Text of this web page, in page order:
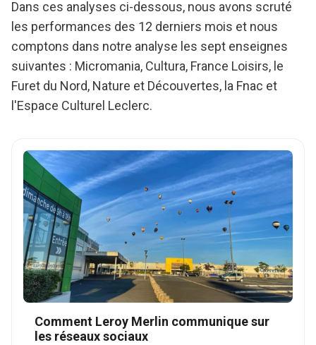
Dans ces analyses ci-dessous, nous avons scruté
les performances des 12 derniers mois et nous
comptons dans notre analyse les sept enseignes
suivantes : Micromania, Cultura, France Loisirs, le
Furet du Nord, Nature et Découvertes, la Fnac et
l'Espace Culturel Leclerc.
Comment Leroy Merlin communique sur
les réseaux sociaux